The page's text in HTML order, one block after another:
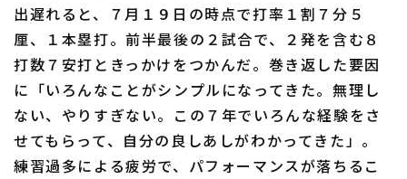
福岡ソフトバンクホークス
出遅れると、７月１９日の時点で打率１割７分５
厘、１本塁打。前半最後の２試合で、２発を含む８
打数７安打ときっかけをつかんだ。巻き返した要因
に「いろんなことがシンプルになってきた。無理し
ない、やりすぎない。この７年でいろんな経験をさ
せてもらって、自分の良しあしがわかってきた」。
練習過多による疲労で、パフォーマンスが落ちるこ